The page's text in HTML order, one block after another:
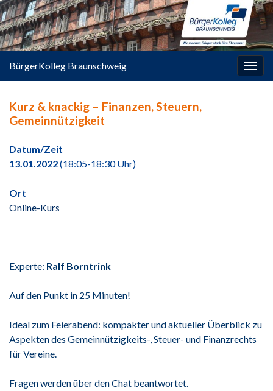
springen
BürgerKolleg Braunschweig
Kurz & knackig – Finanzen, Steuern,
Gemeinnützigkeit
Datum/Zeit
13.01.2022(18:05-18:30 Uhr)
Ort
Online-Kurs
Experte: Ralf Borntrink
Auf den Punkt in 25 Minuten!
Ideal zum Feierabend: kompakter und aktueller Überblick zu
Aspekten des Gemeinnützigkeits-, Steuer- und Finanzrechts
für Vereine.
Fragen werden über den Chat beantwortet.